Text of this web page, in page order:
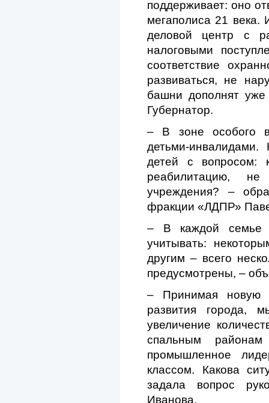
поддерживает: оно
мегаполиса 21 века.
деловой центр с
налоговыми
соответствие
развиваться, не
башни дополнят
Губернатор.
– В зоне особого
детьми-
детей с вопросом:
реабилитацию,
учреждения? –
фракции «ЛДПР»
– В каждой семье
учитывать:
другим – всего
предусмотрены, –
– Принимая новую
развития города,
увеличение
спальным
промышленное
классом. Какова
задала вопрос
Иванова.